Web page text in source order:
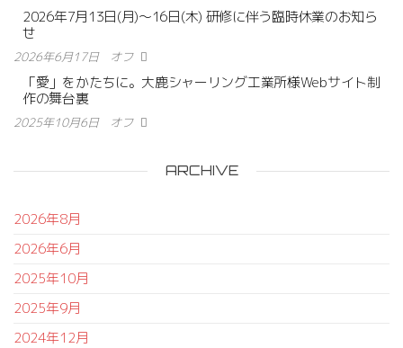
2026年7月13日(月)〜16日(木) 研修に伴う臨時休業のお知ら
せ
2026年6月17日 オフ
「愛」をかたちに。大鹿シャーリング工業所様Webサイト制
作の舞台裏
2025年10月6日 オフ
ARCHIVE
2026年8月
2026年6月
2025年10月
2025年9月
2024年12月